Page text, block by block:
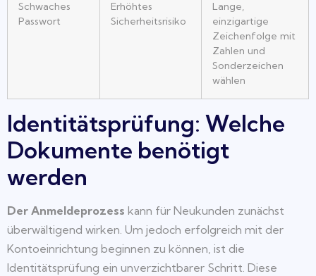
Schwaches
Passwort
Erhöhtes
Sicherheitsrisiko
Lange,
einzigartige
Zeichenfolge mit
Zahlen und
Sonderzeichen
wählen
Identitätsprüfung: Welche
Dokumente benötigt
werden
Der Anmeldeprozess kann für Neukunden zunächst
überwältigend wirken. Um jedoch erfolgreich mit der
Kontoeinrichtung beginnen zu können, ist die
Identitätsprüfung ein unverzichtbarer Schritt. Diese